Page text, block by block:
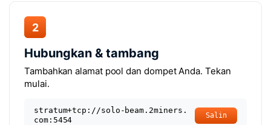
2
Hubungkan & tambang
Tambahkan alamat pool dan dompet Anda. Tekan
mulai.
stratum+tcp://solo-beam.2miners.
com:5454
Salin